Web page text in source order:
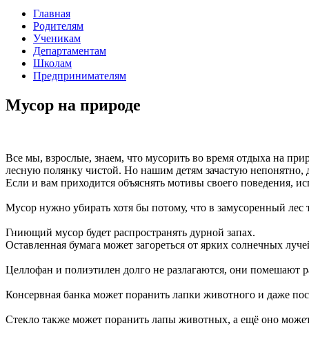
Главная
Родителям
Ученикам
Департаментам
Школам
Предпринимателям
Мусор на природе
Все мы, взрослые, знаем, что мусорить во время отдыха на
лесную полянку чистой. Но нашим детям зачастую непонятно,
Если и вам приходится объяснять мотивы своего
Мусор нужно убирать хотя бы потому, что в замусоренный
Гниющий мусор будет распространять дурной запах.
Оставленная бумага может загореться от ярких солнечных
Целлофан и полиэтилен долго не разлагаются, они помешают
Консервная банка может поранить лапки животного и даже
Стекло также может поранить лапы животных, а ещё оно